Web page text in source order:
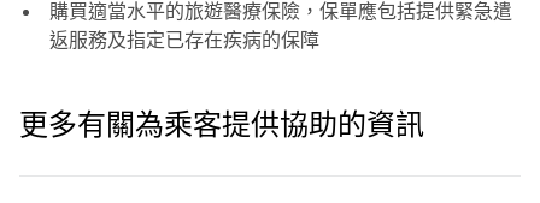
購買適當水平的旅遊醫療保險，保單應包括提供緊急遣
返服務及指定已存在疾病的保障
更多有關為乘客提供協助的資訊